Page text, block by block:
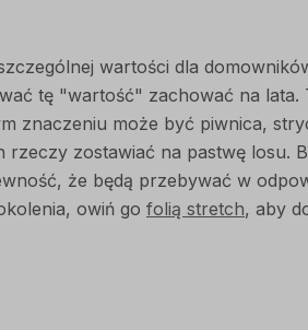
wartości dla
tę "wartość" zachować na
znaczeniu może być piwnica,
zostawiać na pastwę losu.
że będą przebywać w
owiń go folią stretch, aby